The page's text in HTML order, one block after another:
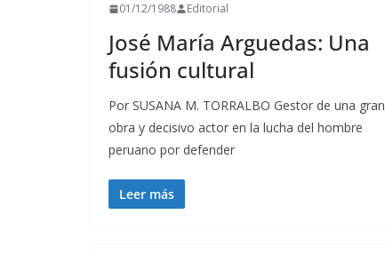
01/12/1988 Editorial
José María Arguedas: Una
fusión cultural
Por SUSANA M. TORRALBO Gestor de una gran
obra y decisivo actor en la lucha del hombre
peruano por defender
Leer más